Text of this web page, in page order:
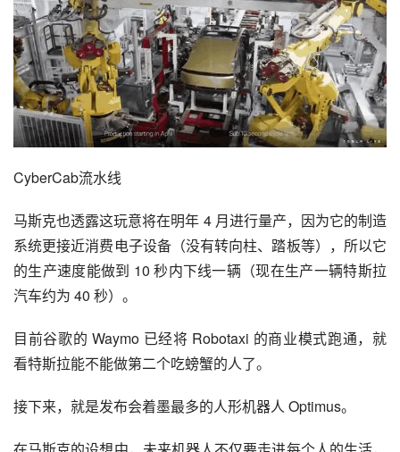
CyberCab流水线
马斯克也透露这玩意将在明年 4 月进行量产，因为它的制造
系统更接近消费电子设备（没有转向柱、踏板等），所以它
的生产速度能做到 10 秒内下线一辆（现在生产一辆特斯拉
汽车约为 40 秒）。
目前谷歌的 Waymo 已经将 Robotaxi 的商业模式跑通，就
看特斯拉能不能做第二个吃螃蟹的人了。
接下来，就是发布会着墨最多的人形机器人 Optimus。